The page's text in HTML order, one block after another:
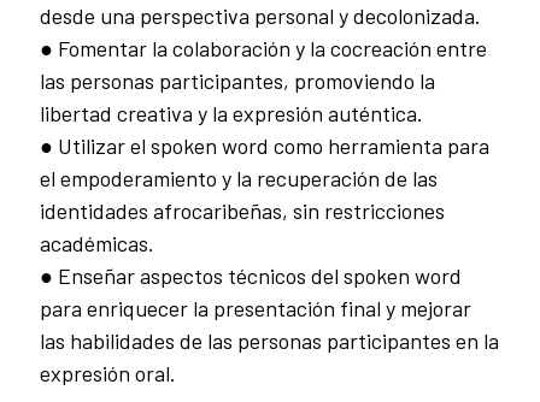
desde una perspectiva personal y decolonizada.
● Fomentar la colaboración y la cocreación entre
las personas participantes, promoviendo la
libertad creativa y la expresión auténtica.
● Utilizar el spoken word como herramienta para
el empoderamiento y la recuperación de las
identidades afrocaribeñas, sin restricciones
académicas.
● Enseñar aspectos técnicos del spoken word
para enriquecer la presentación final y mejorar
las habilidades de las personas participantes en la
expresión oral.